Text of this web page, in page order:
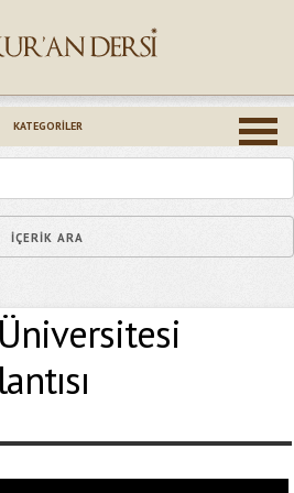
KATEGORILER